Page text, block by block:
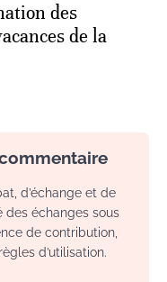
des
de la
d’échange et de
des échanges sous
de contribution,
d’utilisation.